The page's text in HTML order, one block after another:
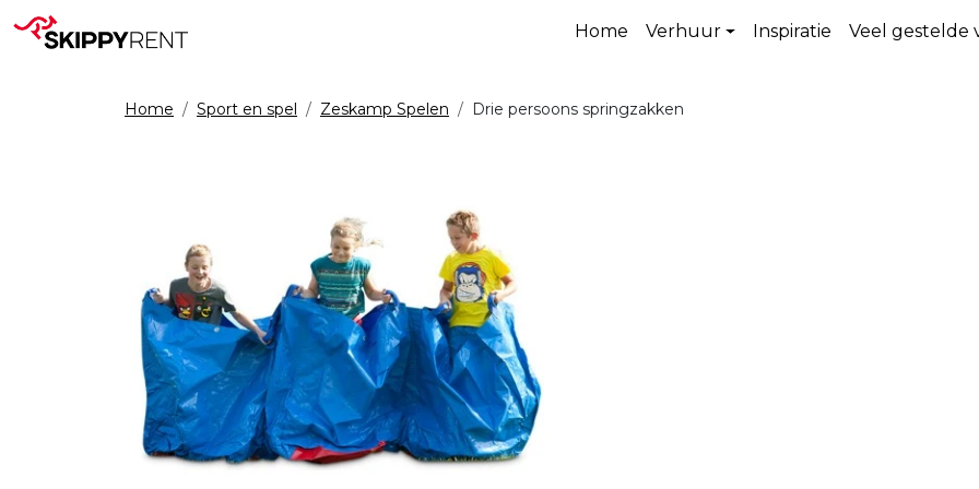
Home Verhuur Inspiratie Veel gestelde
Home Sport en spel Zeskamp Spelen Drie persoons springzakken